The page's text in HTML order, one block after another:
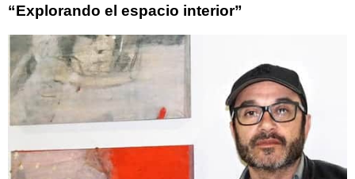
“Explorando el espacio interior”